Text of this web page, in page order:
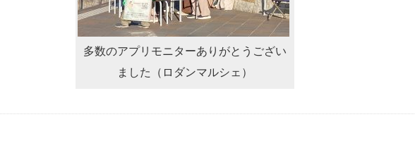
多数のアプリモニターありがとうござい
ました（ロダンマルシェ）